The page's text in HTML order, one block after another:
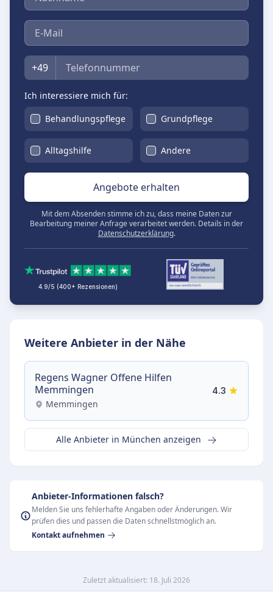
E-Mail
Telefon
+49
Ich interessiere mich für:
Behandlungspflege
Grundpflege
Alltagshilfe Andere
Angebote erhalten
Mit dem Absenden stimme ich zu, dass meine Daten zur
Bearbeitung meiner Anfrage verarbeitet werden. Details in der
Datenschutzerklärung.
4.9/5 (400+ Rezensionen)
Weitere Anbieter in der Nähe
Regens Wagner Offene Hilfen
Memmingen
Memmingen
4.3
Alle Anbieter in München anzeigen
Anbieter-Informationen falsch?
Melden Sie uns fehlerhafte Angaben oder Änderungen. Wir
prüfen dies und passen die Daten schnellstmöglich an.
Kontakt aufnehmen
Zuletzt aktualisiert: 18. Juli 2026